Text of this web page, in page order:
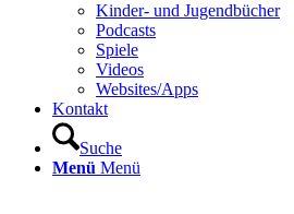
Kinder- und Jugendbücher
Podcasts
Spiele
Videos
Websites/Apps
Kontakt
Suche
Menü Menü